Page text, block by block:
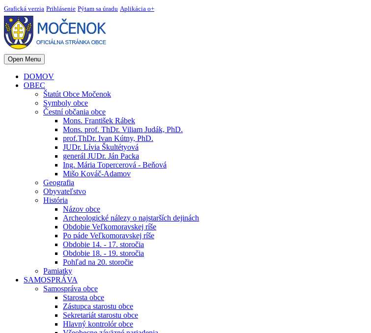
Grafická verzia Prihlásenie Pýtam sa úradu Aplikácia o+
Open Menu
DOMOV
OBEC
Štatút Obce Močenok
Symboly obce
Čestní občania obce
Mons. František Rábek
Mons. prof. ThDr. Viliam Judák, PhD.
prof.ThDr. Ivan Kútny, PhD.
JUDr. Lívia Škultétyová
generál JUDr. Ján Packa
Ing. Mária Topercerová - Beňová
Mišo Kováč-Adamov
Geografia
Obyvateľstvo
História
Názov obce
Archeologické nálezy o najstarších dejinách
Obdobie Veľkomoravskej ríše
Po páde Veľkomoravskej ríše
Obdobie 14. - 17. storočia
Obdobie 18. - 19. storočia
Pohľad na 20. storočie
Pamiatky
SAMOSPRÁVA
Samospráva obce
Starosta obce
Zástupca starostu obce
Sekretariát starostu obce
Hlavný kontrolór obce